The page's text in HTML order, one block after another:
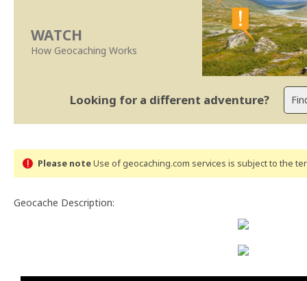
WATCH
How Geocaching Works
Looking for a different adventure?
Please noteUse of geocaching.com services is subject to the
Geocache Description: